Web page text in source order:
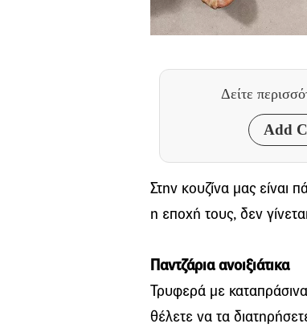
Δείτε
Add
Στην κουζίνα μας είναι
η εποχή τους, δεν
Παντζάρια ανοιξιάτικα
Τρυφερά με
θέλετε να τα